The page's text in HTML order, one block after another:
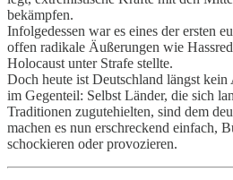
bekämpfen.
Infolgedessen war es eines der ersten
offen radikale Äußerungen wie
Holocaust unter Strafe stellte.
Doch heute ist Deutschland längst
im Gegenteil: Selbst Länder, die sich
Traditionen zugutehielten, sind dem
machen es nun erschreckend einfach,
schockieren oder provozieren.